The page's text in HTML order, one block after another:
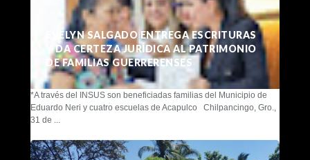
EVELYN SALGADO ENTREGA ESCRITURAS
Y DA CERTEZA JURÍDICA AL PATRIMONIO
DE FAMILIAS GUERRERENSES
*A través del INSUS son beneficiadas familias del Municipio de
Eduardo Neri y cuatro escuelas de Acapulco Chilpancingo, Gro.,
31 de ...